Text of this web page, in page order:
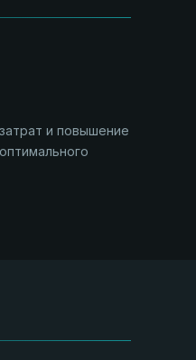
и повышение